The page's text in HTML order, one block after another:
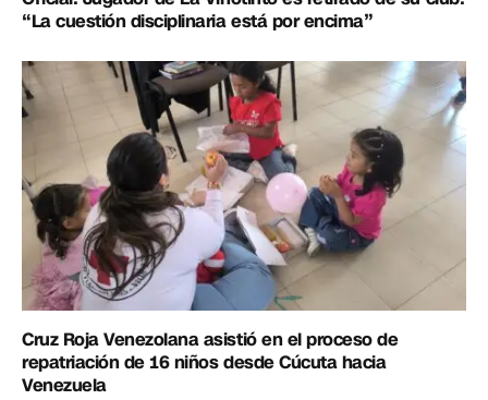
“La cuestión disciplinaria está por encima”
Cruz Roja Venezolana asistió en el proceso de
repatriación de 16 niños desde Cúcuta hacia
Venezuela